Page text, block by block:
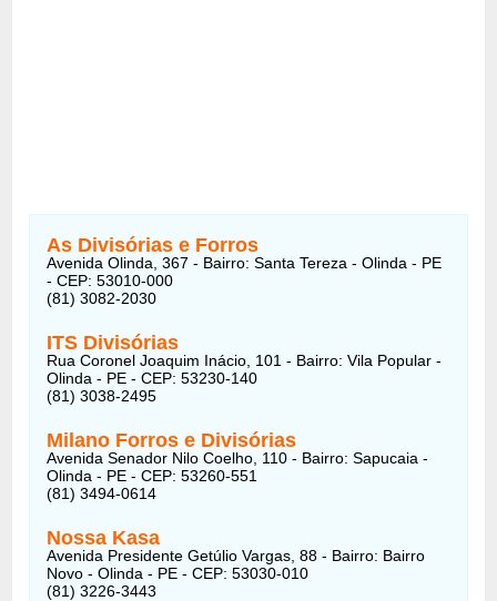
As Divisórias e Forros
Avenida Olinda, 367 - Bairro: Santa Tereza - Olinda - PE
- CEP: 53010-000
(81) 3082-2030
ITS Divisórias
Rua Coronel Joaquim Inácio, 101 - Bairro: Vila Popular -
Olinda - PE - CEP: 53230-140
(81) 3038-2495
Milano Forros e Divisórias
Avenida Senador Nilo Coelho, 110 - Bairro: Sapucaia -
Olinda - PE - CEP: 53260-551
(81) 3494-0614
Nossa Kasa
Avenida Presidente Getúlio Vargas, 88 - Bairro: Bairro
Novo - Olinda - PE - CEP: 53030-010
(81) 3226-3443